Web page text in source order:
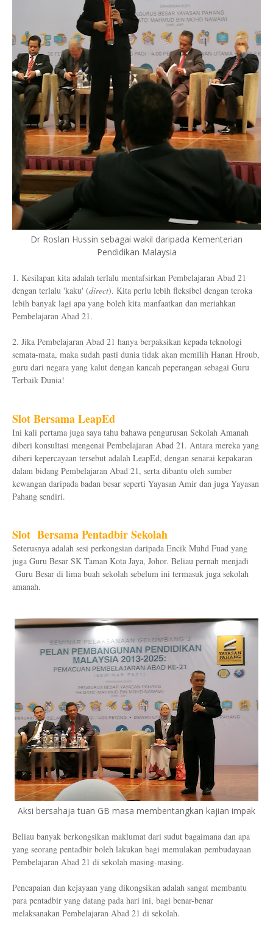
Dr Roslan Hussin sebagai wakil daripada Kementerian
Pendidikan Malaysia
1. Kesilapan kita adalah terlalu mentafsirkan Pembelajaran Abad 21
dengan terlalu 'kaku' (direct). Kita perlu lebih fleksibel dengan teroka
lebih banyak lagi apa yang boleh kita manfaatkan dan meriahkan
Pembelajaran Abad 21.
2. Jika Pembelajaran Abad 21 hanya berpaksikan kepada teknologi
semata-mata, maka sudah pasti dunia tidak akan memilih Hanan Hroub,
guru dari negara yang kalut dengan kancah peperangan sebagai Guru
Terbaik Dunia!
Slot Bersama LeapEd
Ini kali pertama juga saya tahu bahawa pengurusan Sekolah Amanah
diberi konsultasi mengenai Pembelajaran Abad 21. Antara mereka yang
diberi kepercayaan tersebut adalah LeapEd, dengan senarai kepakaran
dalam bidang Pembelajaran Abad 21, serta dibantu oleh sumber
kewangan daripada badan besar seperti Yayasan Amir dan juga Yayasan
Pahang sendiri.
Slot Bersama Pentadbir Sekolah
Seterusnya adalah sesi perkongsian daripada Encik Muhd Fuad yang
juga Guru Besar SK Taman Kota Jaya, Johor. Beliau pernah menjadi
Guru Besar di lima buah sekolah sebelum ini termasuk juga sekolah
amanah.
Aksi bersahaja tuan GB masa membentangkan kajian impak
Beliau banyak berkongsikan maklumat dari sudut bagaimana dan apa
yang seorang pentadbir boleh lakukan bagi memulakan pembudayaan
Pembelajaran Abad 21 di sekolah masing-masing.
Pencapaian dan kejayaan yang dikongsikan adalah sangat membantu
para pentadbir yang datang pada hari ini, bagi benar-benar
melaksanakan Pembelajaran Abad 21 di sekolah.